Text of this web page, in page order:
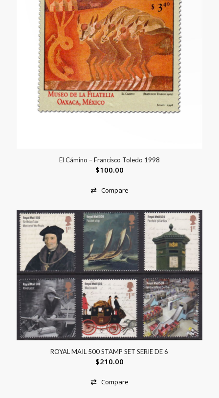
El Cámino – Francisco Toledo 1998
$100.00
Compare
ROYAL MAIL 500 STAMP SET SERIE DE 6
$210.00
Compare